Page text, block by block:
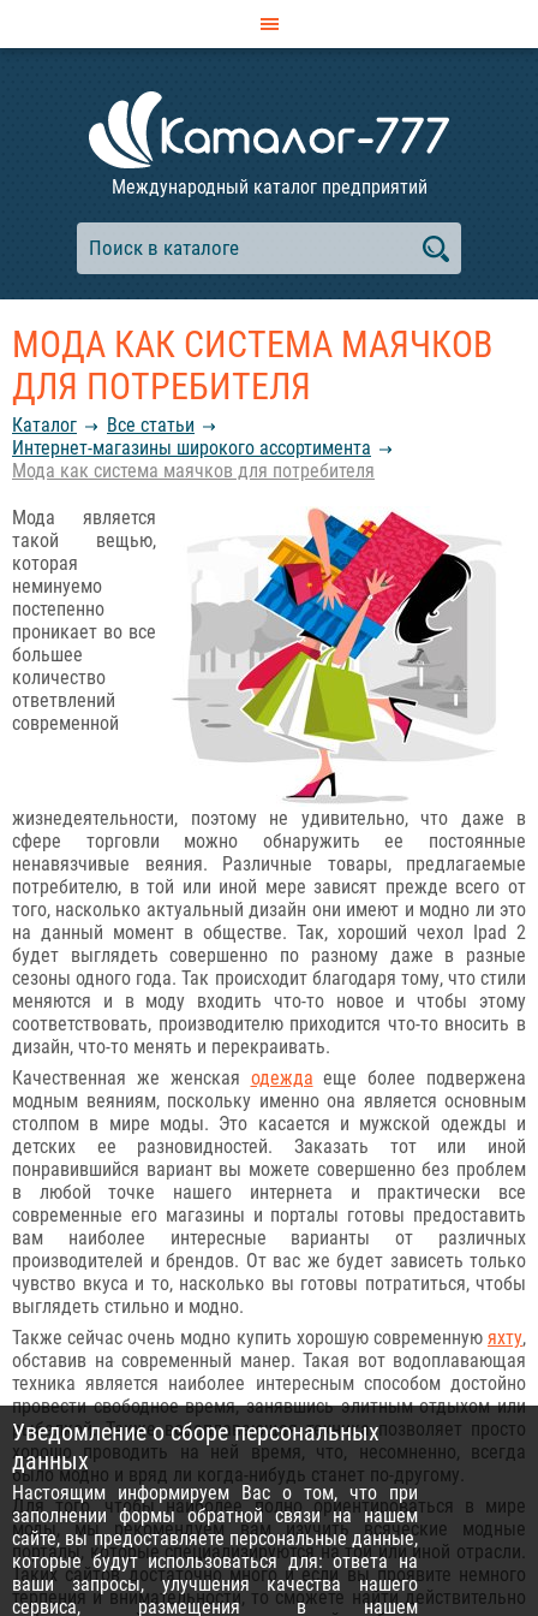
Международный каталог предприятий
МОДА КАК СИСТЕМА МАЯЧКОВ
ДЛЯ ПОТРЕБИТЕЛЯ
Каталог
Все статьи
Интернет-магазины широкого ассортимента
Мода как система маячков для потребителя
Мода является
такой вещью,
которая
неминуемо
постепенно
проникает во все
большее
количество
ответвлений
современной
жизнедеятельности, поэтому не удивительно, что даже в
сфере торговли можно обнаружить ее постоянные
ненавязчивые веяния. Различные товары, предлагаемые
потребителю, в той или иной мере зависят прежде всего от
того, насколько актуальный дизайн они имеют и модно ли это
на данный момент в обществе. Так, хороший чехол Ipad 2
будет выглядеть совершенно по разному даже в разные
сезоны одного года. Так происходит благодаря тому, что стили
меняются и в моду входить что-то новое и чтобы этому
соответствовать, производителю приходится что-то вносить в
дизайн, что-то менять и перекраивать.
Качественная же женская одежда еще более подвержена
модным веяниям, поскольку именно она является основным
столпом в мире моды. Это касается и мужской одежды и
детских ее разновидностей. Заказать тот или иной
понравившийся вариант вы можете совершенно без проблем
в любой точке нашего интернета и практически все
современные его магазины и порталы готовы предоставить
вам наиболее интересные варианты от различных
производителей и брендов. От вас же будет зависеть только
чувство вкуса и то, насколько вы готовы потратиться, чтобы
выглядеть стильно и модно.
Также сейчас очень модно купить хорошую современную яхту,
обставив на современный манер. Такая вот водоплавающая
техника является наиболее интересным способом достойно
провести свободное время, занявшись элитным отдыхом или
рыбалкой. Также водоплавающая техника позволяет просто
хорошо проводить на ней время, что, несомненно, всегда
было модно и вряд ли когда-нибудь станет по-другому.
Для того, чтобы наиболее полно ориентироваться в мире
моды, мы рекомендуем вам изучить всяческие модные
порталы, которые специализируются на той или иной отрасли.
Таких сайтов достаточно много и если вы проявите немного
терпения и внимательности, то сможете найти действительно
Уведомление о сборе персональных
данных
Настоящим информируем Вас о том, что при
заполнении формы обратной связи на нашем
сайте, вы предоставляете персональные данные,
которые будут использоваться для: ответа на
ваши запросы, улучшения качества нашего
сервиса, размещения в нашем